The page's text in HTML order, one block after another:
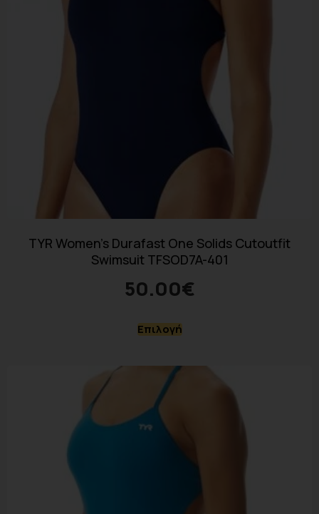
TYR Women’s Durafast One Solids Cutoutfit
Swimsuit TFSOD7A-401
50.00€
Επιλογή